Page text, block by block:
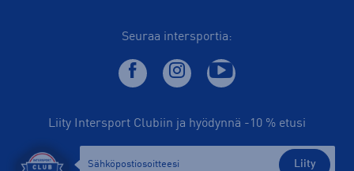
Seuraa intersportia:
Liity Intersport Clubiin ja hyödynnä -10 % etusi
Liity